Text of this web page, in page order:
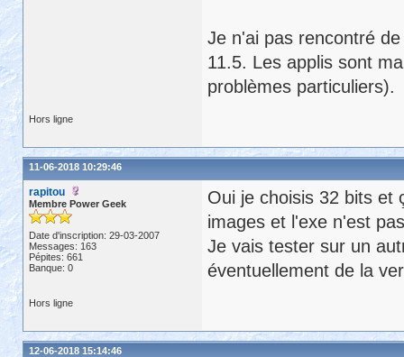
Je n'ai pas rencontré
11.5. Les applis sont
problèmes particuliers).
Hors ligne
11-06-2018 10:29:46
rapitou
Membre Power Geek
Date d'inscription: 29-03-2007
Messages: 163
Pépites: 661
Banque: 0
Oui je choisis 32 bits et
images et l'exe n'est
Je vais tester sur un
éventuellement de la
Hors ligne
12-06-2018 15:14:46